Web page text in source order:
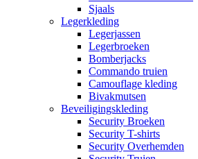
Sjaals
Legerkleding
Legerjassen
Legerbroeken
Bomberjacks
Commando truien
Camouflage kleding
Bivakmutsen
Beveiligingskleding
Security Broeken
Security T-shirts
Security Overhemden